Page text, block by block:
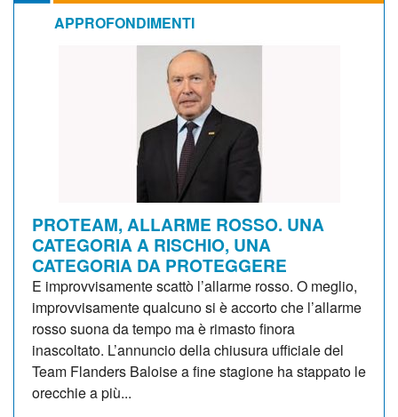
APPROFONDIMENTI
PROTEAM, ALLARME ROSSO. UNA
CATEGORIA A RISCHIO, UNA
CATEGORIA DA PROTEGGERE
E improvvisamente scattò l’allarme rosso. O meglio,
improvvisamente qualcuno si è accorto che l’allarme
rosso suona da tempo ma è rimasto finora
inascoltato. L’annuncio della chiusura ufficiale del
Team Flanders Baloise a fine stagione ha stappato le
orecchie a più...